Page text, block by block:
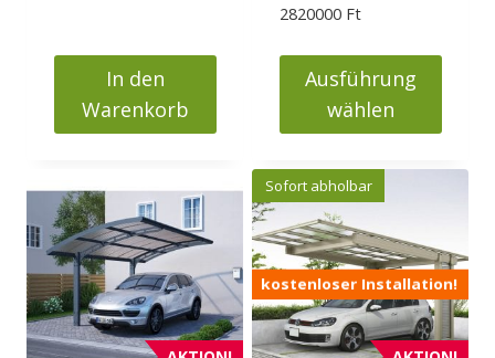
In den
Warenkorb
2820000 Ft
Ausführung
wählen
Produkt
weist
mehrere
Varianten
auf.
Die
Sofort abholbar
kostenloser Installation!